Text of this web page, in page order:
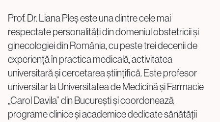
Proceduri Chirurgicale de Fertilitate
Laparoscopie
Îndepărtarea Fibromului Uterin
Îndepărtarea Chisturilor Ovariene
Repermeabilizarea Trompelor Uterine
Tratamentul Endometriozei
Prof. Dr. Liana Pleș este una dintre cele mai
respectate personalități din domeniul obstetricii și
ginecologiei din România, cu peste trei decenii de
experiență în practica medicală, activitatea
universitară și cercetarea științifică. Este profesor
universitar la Universitatea de Medicină și Farmacie
„Carol Davila” din București și coordonează
programe clinice și academice dedicate sănătății